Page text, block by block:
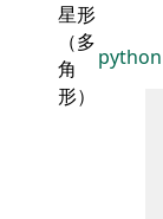
星形
（多
角
形）
python